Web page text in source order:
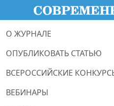
О ЖУРНАЛЕ
ОПУБЛИКОВАТЬ СТАТЬЮ
ВСЕРОССИЙСКИЕ
ВЕБИНАРЫ